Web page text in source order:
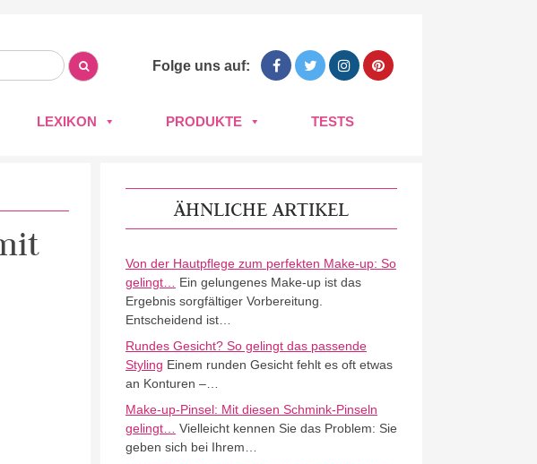
Folge uns auf:
LEXIKON PRODUKTE TESTS
ÄHNLICHE ARTIKEL
Von der Hautpflege zum perfekten Make-up: So
gelingt…
Ein gelungenes Make-up ist das
Ergebnis sorgfältiger Vorbereitung.
Entscheidend ist…
Rundes Gesicht? So gelingt das passende
Styling Einem runden Gesicht fehlt es oft etwas
an Konturen –…
Make-up-Pinsel: Mit diesen Schmink-Pinseln
gelingt…
Vielleicht kennen Sie das Problem: Sie
geben sich bei Ihrem…